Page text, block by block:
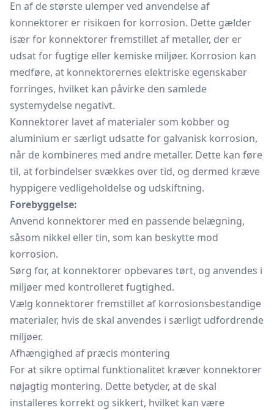
En af de største ulemper ved anvendelse af
konnektorer er risikoen for korrosion. Dette gælder
især for konnektorer fremstillet af metaller, der er
udsat for fugtige eller kemiske miljøer. Korrosion kan
medføre, at konnektorernes elektriske egenskaber
forringes, hvilket kan påvirke den samlede
systemydelse negativt.
Konnektorer lavet af materialer som kobber og
aluminium er særligt udsatte for galvanisk korrosion,
når de kombineres med andre metaller. Dette kan føre
til, at forbindelser svækkes over tid, og dermed kræve
hyppigere vedligeholdelse og udskiftning.
Forebyggelse:
Anvend konnektorer med en passende belægning,
såsom nikkel eller tin, som kan beskytte mod
korrosion.
Sørg for, at konnektorer opbevares tørt, og anvendes i
miljøer med kontrolleret fugtighed.
Vælg konnektorer fremstillet af korrosionsbestandige
materialer, hvis de skal anvendes i særligt udfordrende
miljøer.
Afhængighed af præcis montering
For at sikre optimal funktionalitet kræver konnektorer
nøjagtig montering. Dette betyder, at de skal
installeres korrekt og sikkert, hvilket kan være